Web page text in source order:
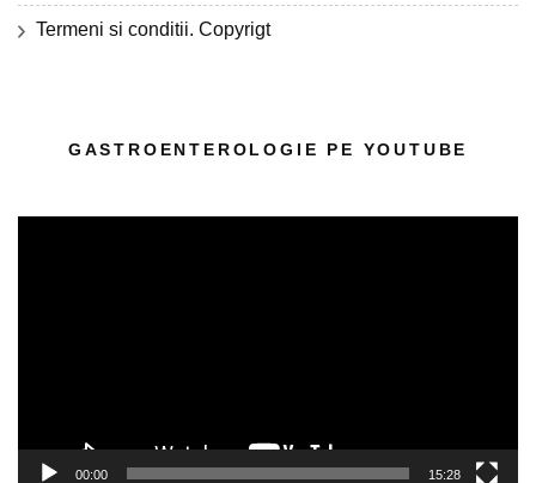
Termeni si conditii. Copyrigt
GASTROENTEROLOGIE PE YOUTUBE
00:00 15:28